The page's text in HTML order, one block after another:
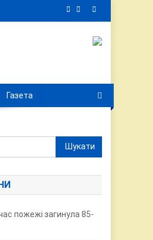
Газета
Пошук:
пожежі загинула 85-